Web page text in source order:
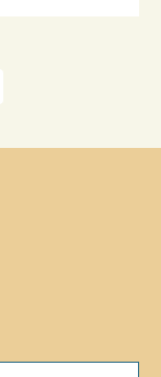
naar de volgende